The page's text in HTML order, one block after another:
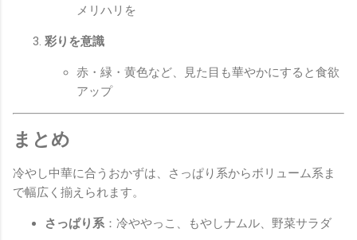
メリハリを
彩りを意識
赤・緑・黄色など、見た目も華やかにすると食欲
アップ
まとめ
冷やし中華に合うおかずは、さっぱり系からボリューム系ま
で幅広く揃えられます。
さっぱり系 ：冷ややっこ、もやしナムル、野菜サラダ